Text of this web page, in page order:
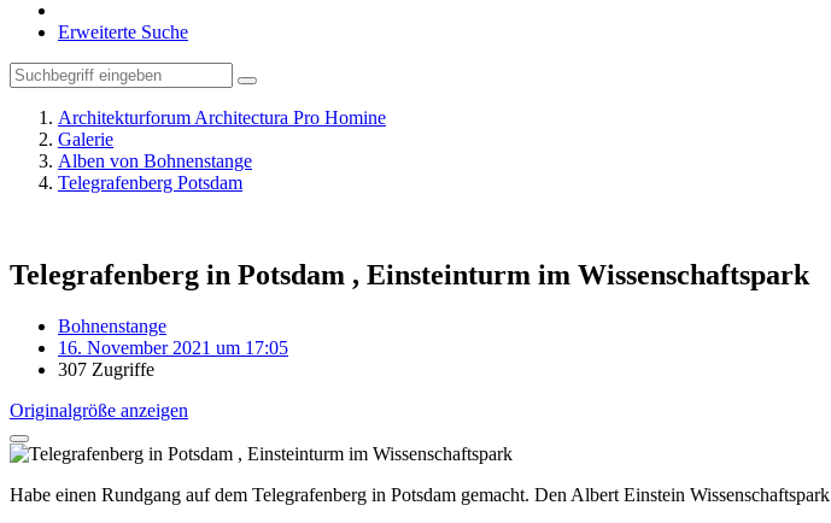
Erweiterte Suche
Architekturforum Architectura Pro Homine
Galerie
Alben von Bohnenstange
Telegrafenberg Potsdam
Telegrafenberg in Potsdam , Einsteinturm im Wissenschaftspark
Bohnenstange
16. November 2021 um 17:05
307 Zugriffe
Originalgröße anzeigen
Habe einen Rundgang auf dem Telegrafenberg in Potsdam gemacht. Den Albert Einstein Wissenschaftspark